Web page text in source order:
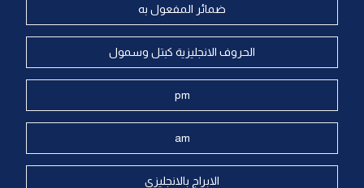
ضمائر المفعول به
الحروف الانجليزية كبتل وسمول
pm
am
الابراج بالانجليزي